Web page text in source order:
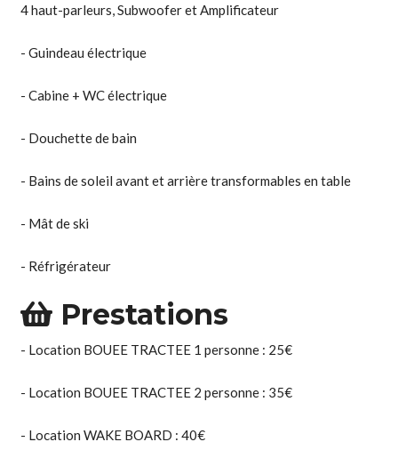
4 haut-parleurs, Subwoofer et Amplificateur
- Guindeau électrique
- Cabine + WC électrique
- Douchette de bain
- Bains de soleil avant et arrière transformables en table
- Mât de ski
- Réfrigérateur
Prestations
- Location BOUEE TRACTEE 1 personne : 25€
- Location BOUEE TRACTEE 2 personne : 35€
- Location WAKE BOARD : 40€